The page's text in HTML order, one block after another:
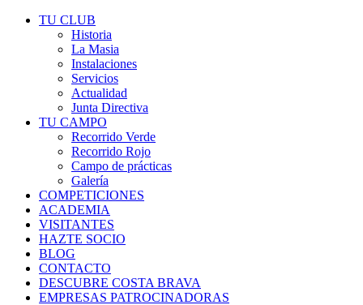
TU CLUB
Historia
La Masia
Instalaciones
Servicios
Actualidad
Junta Directiva
TU CAMPO
Recorrido Verde
Recorrido Rojo
Campo de prácticas
Galería
COMPETICIONES
ACADEMIA
VISITANTES
HAZTE SOCIO
BLOG
CONTACTO
DESCUBRE COSTA BRAVA
EMPRESAS PATROCINADORAS